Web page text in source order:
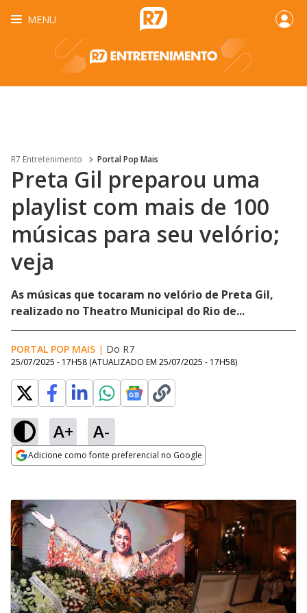
MENU
R7 Entretenimento Portal Pop Mais
Preta Gil preparou uma
playlist com mais de 100
músicas para seu velório;
veja
As músicas que tocaram no velório de Preta Gil,
realizado no Theatro Municipal do Rio de...
PORTAL POP MAIS | Do R7
25/07/2025 - 17H58 (ATUALIZADO EM 25/07/2025 - 17H58)
A+ A-
Adicione como fonte preferencial no Google